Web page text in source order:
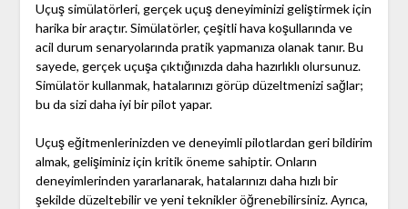
Uçuş simülatörleri, gerçek uçuş deneyiminizi geliştirmek için
harika bir araçtır. Simülatörler, çeşitli hava koşullarında ve
acil durum senaryolarında pratik yapmanıza olanak tanır. Bu
sayede, gerçek uçuşa çıktığınızda daha hazırlıklı olursunuz.
Simülatör kullanmak, hatalarınızı görüp düzeltmenizi sağlar;
bu da sizi daha iyi bir pilot yapar.
Uçuş eğitmenlerinizden ve deneyimli pilotlardan geri bildirim
almak, gelişiminiz için kritik öneme sahiptir. Onların
deneyimlerinden yararlanarak, hatalarınızı daha hızlı bir
şekilde düzeltebilir ve yeni teknikler öğrenebilirsiniz. Ayrıca,